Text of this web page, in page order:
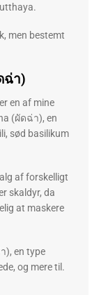
men bestemt
ฉ่า)
en af ​​mine
(ผัดฉ่า), en
sød basilikum
af forskelligt
skaldyr, da
at maskere
), en type
og mere til.